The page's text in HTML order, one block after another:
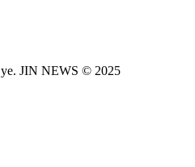
JIN NEWS © 2025